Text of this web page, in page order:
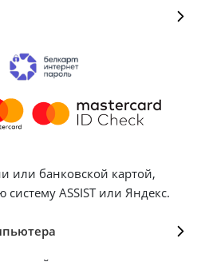
или банковской картой,
ASSIST или Яндекс.